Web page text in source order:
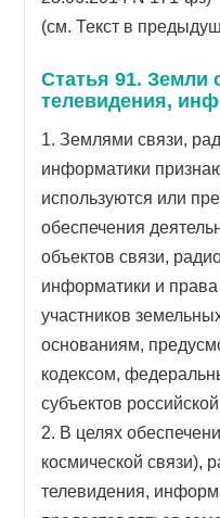
(см. Текст в
Статья 91. Земли
телевидения,
1. Землями связи,
информатики
используются или
обеспечения
объектов связи,
информатики и
участников
основаниям,
кодексом,
субъектов
2. В целях
космической связи),
телевидения,